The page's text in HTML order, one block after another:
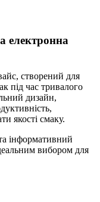
електронна
створений для
під час тривалого
дизайн,
якості смаку.
інформативний
вибором для